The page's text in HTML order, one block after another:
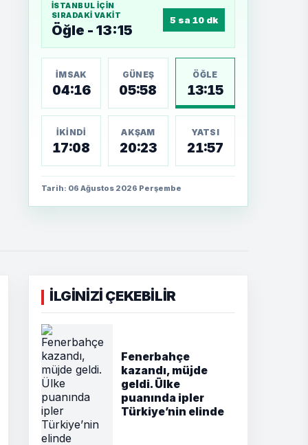
İSTANBUL IÇIN
SIRADAKI VAKIT
Öğle - 13:15
5 sa 10 dk
İMSAK
04:16
GÜNEŞ
05:58
ÖĞLE
13:15
İKINDI
17:08
AKŞAM
20:23
YATSI
21:57
Tarih: 06 Ağustos 2026 Perşembe
İLGİNİZİ ÇEKEBİLİR
Fenerbahçe
kazandı, müjde
geldi. Ülke
puanında ipler
Türkiye’nin elinde